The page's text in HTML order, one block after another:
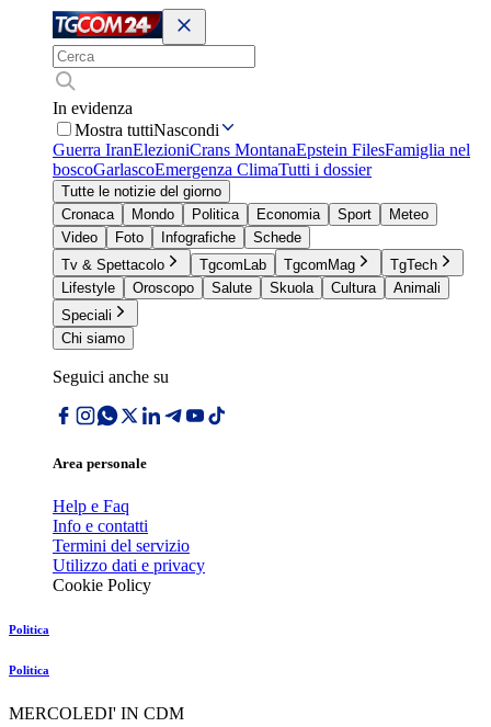
In evidenza
Mostra tuttiNascondi
Guerra IranElezioniCrans MontanaEpstein FilesFamiglia nel
boscoGarlascoEmergenza ClimaTutti i dossier
Tutte le notizie del giorno
Cronaca
Mondo Politica Economia Sport
Meteo
Video
Foto Infografiche
Schede
Tv & Spettacolo
TgcomLab TgcomMag
TgTech
Lifestyle
Oroscopo Salute Skuola Cultura
Animali
Speciali
Chi siamo
Seguici anche su
Area personale
Help e Faq
Info e contatti
Termini del servizio
Utilizzo dati e privacy
Cookie Policy
Politica
Politica
MERCOLEDI' IN CDM